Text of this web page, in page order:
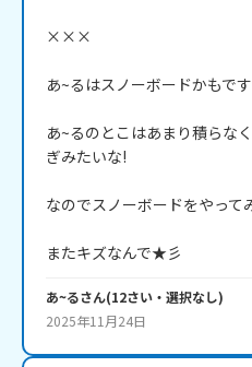
×××
あ~るはスノーボードかもで
あ~るのとこはあまり積らな
ぎみたいな!
なのでスノーボードをやって
またキズなんで★彡
あ~るさん(12さい・ 選択なし)
2025年11月24日